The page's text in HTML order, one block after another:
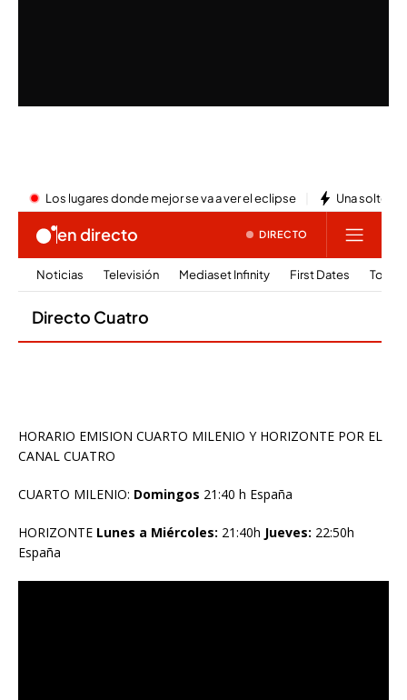
HORARIO EMISION CUARTO MILENIO Y HORIZONTE POR EL
CANAL CUATRO
CUARTO MILENIO: Domingos 21:40 h España
HORIZONTE Lunes a Miércoles: 21:40h Jueves: 22:50h
España